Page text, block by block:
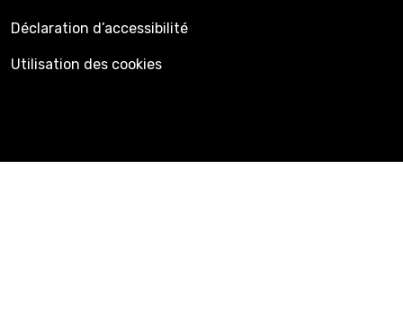
Déclaration d’accessibilité
Utilisation des cookies